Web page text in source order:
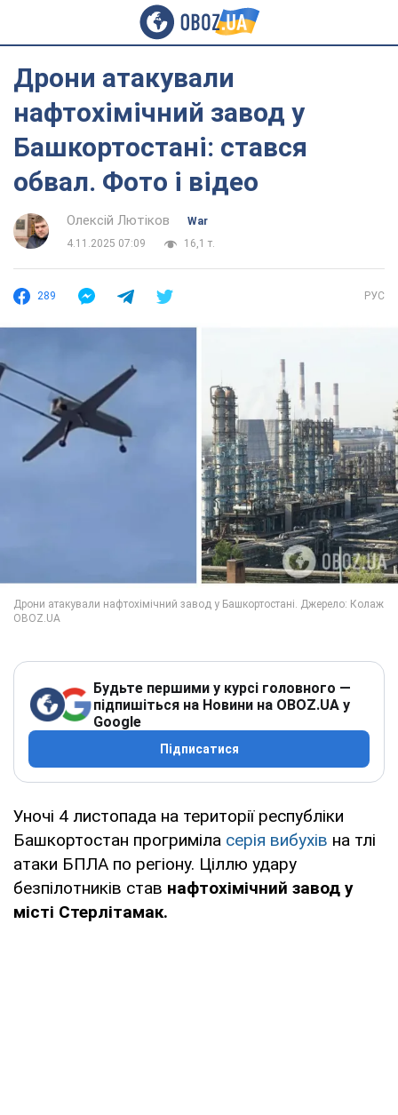
Дрони атакували
нафтохімічний завод у
Башкортостані: стався
обвал. Фото і відео
Олексій Лютіков
War
4.11.2025 07:09
16,1 т.
289 РУС
Будьте першими у курсі головного —
підпишіться на Новини на OBOZ.UA у
Google
Підписатися
Уночі 4 листопада на території республіки
Башкортостан прогриміла серія вибухів на тлі
атаки БПЛА по регіону. Ціллю удару
безпілотників став нафтохімічний завод у
місті Стерлітамак.